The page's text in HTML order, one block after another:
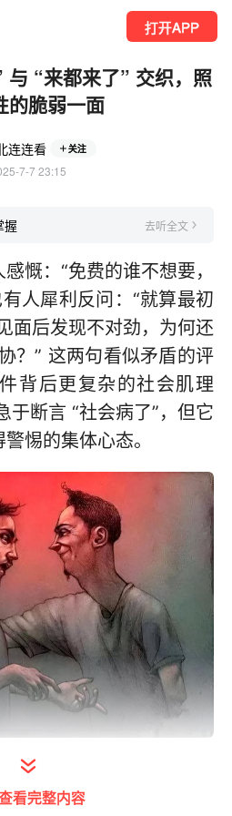
打开APP
与 “来都来了” 交织，照
的脆弱一面
连连看 关注
7-7 23:15
握 去听全文
慨：“免费的谁不想要，
人犀利反问：“就算最初
面后发现不对劲，为何还
？” 这两句看似矛盾的评
背后更复杂的社会肌理
断言 “社会病了”，但它
惕的集体心态。
本幻觉下的理性失守
看完整内容